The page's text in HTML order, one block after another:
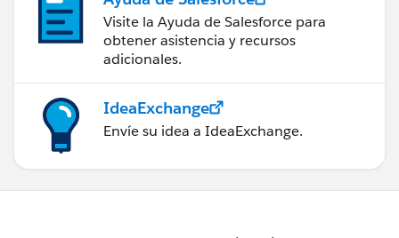
Visite la Ayuda de Salesforce para
obtener asistencia y recursos
adicionales.
IdeaExchange
Envíe su idea a IdeaExchange.